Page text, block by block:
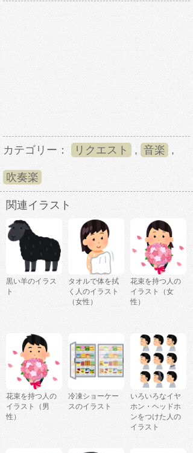
カテゴリー： リクエスト , 音楽 ,
吹奏楽
関連イラスト
黒い羊のイラス
ト
タオルで体を拭
く人のイラスト
（女性）
花束を持つ人の
イラスト（女
性）
花束を持つ人の
イラスト（男
性）
冷凍ショーケー
スのイラスト
いろいろなイヤ
ホン・ヘッドホ
ンをつけた人の
イラスト